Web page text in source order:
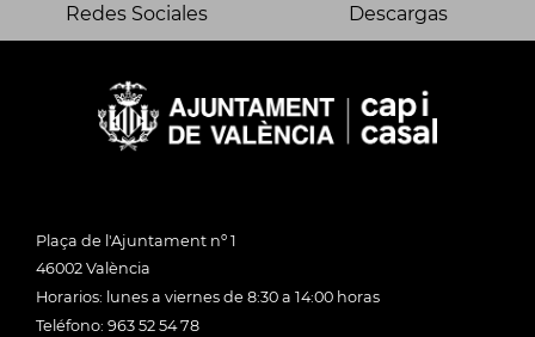
Redes Sociales Descargas
Plaça de l'Ajuntament nº 1
46002 València
Horarios: lunes a viernes de 8:30 a 14:00 horas
Teléfono: 963 52 54 78